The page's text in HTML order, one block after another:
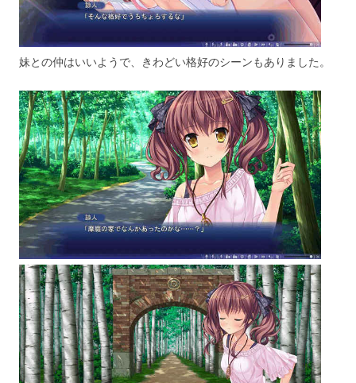
妹との仲はいいようで、きわどい格好のシーンもありました。